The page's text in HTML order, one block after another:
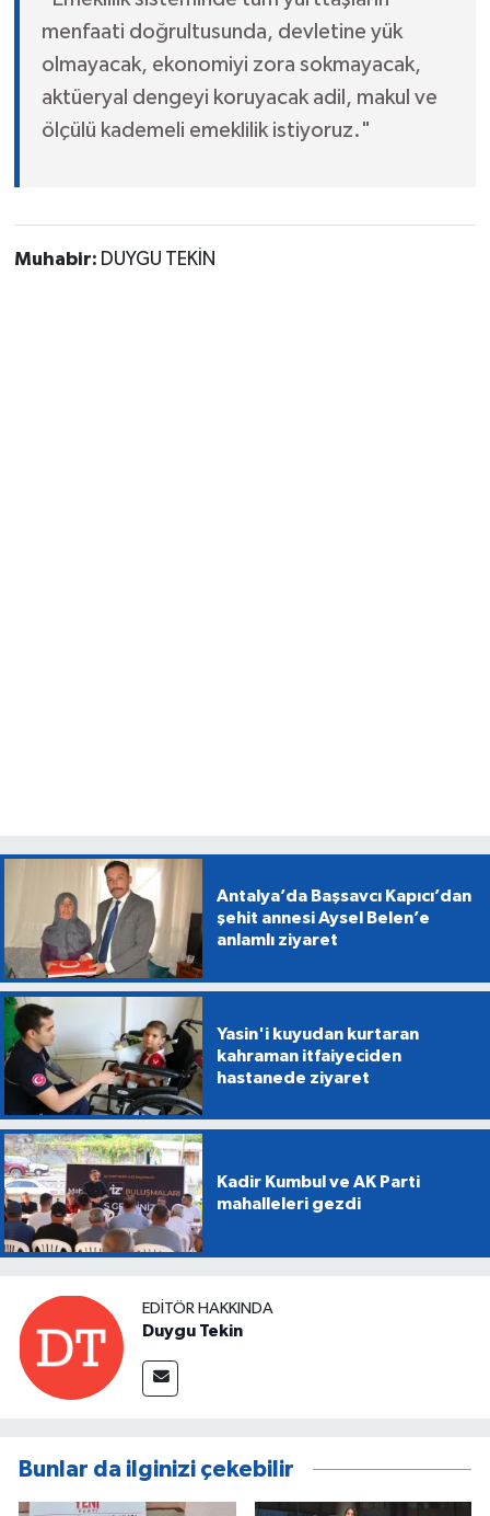
menfaati doğrultusunda, devletine yük
olmayacak, ekonomiyi zora sokmayacak,
aktüeryal dengeyi koruyacak adil, makul ve
ölçülü kademeli emeklilik istiyoruz."
Muhabir: DUYGU TEKİN
Antalya’da Başsavcı Kapıcı’dan
şehit annesi Aysel Belen’e
anlamlı ziyaret
Yasin'i kuyudan kurtaran
kahraman itfaiyeciden
hastanede ziyaret
Kadir Kumbul ve AK Parti
mahalleleri gezdi
EDITÖR HAKKINDA
Duygu Tekin
Bunlar da ilginizi çekebilir